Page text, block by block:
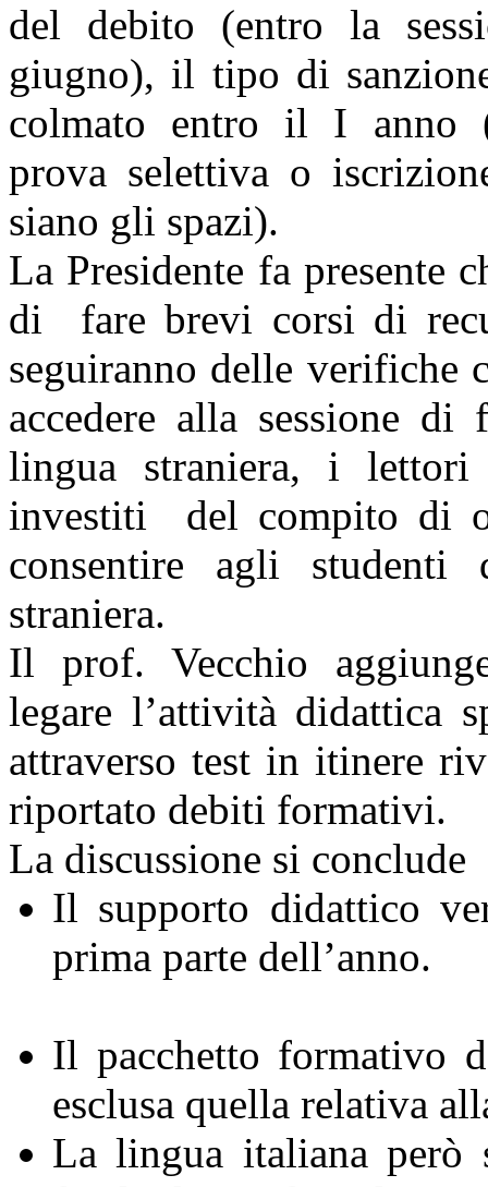
del debito (entro la
giugno), il tipo di
colmato entro il I anno
prova selettiva o
siano gli spazi).
La Presidente fa presente
di fare brevi corsi di
seguiranno delle verifiche
accedere alla sessione
lingua straniera, i
investiti del compito di
consentire agli
straniera.
Il prof. Vecchio
legare l’attività didattica
attraverso test in itinere
riportato debiti formativi.
La discussione si
Il supporto didattico
prima parte dell’anno.
Il pacchetto formativo
esclusa quella relativa
La lingua italiana però